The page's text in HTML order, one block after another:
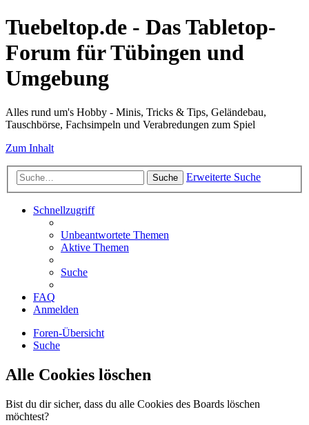
Tuebeltop.de - Das Tabletop-
Forum für Tübingen und
Umgebung
Alles rund um's Hobby - Minis, Tricks & Tips, Geländebau,
Tauschbörse, Fachsimpeln und Verabredungen zum Spiel
Zum Inhalt
Suche Erweiterte Suche
Schnellzugriff
Unbeantwortete Themen
Aktive Themen
Suche
FAQ
Anmelden
Foren-Übersicht
Suche
Alle Cookies löschen
Bist du dir sicher, dass du alle Cookies des Boards löschen
möchtest?